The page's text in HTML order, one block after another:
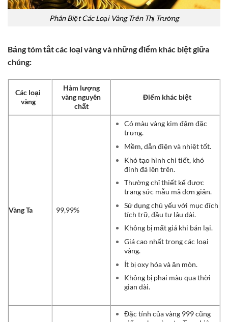
Phân Biệt Các Loại Vàng Trên Thị Trường
Bảng tóm tắt các loại vàng và những điểm khác biệt giữa
chúng:
Các loại
vàng
Hàm lượng
vàng nguyên
chất
Điểm khác biệt
Vàng Ta 99,99%
Có màu vàng kim đậm đặc
trưng.
Mềm, dẫn điện và nhiệt tốt.
Khó tạo hình chi tiết, khó
đính đá lên trên.
Thường chỉ thiết kế được
trang sức mẫu mã đơn giản.
Sử dụng chủ yếu với mục đích
tích trữ, đầu tư lâu dài.
Không bị mất giá khi bán lại.
Giá cao nhất trong các loại
vàng.
Ít bị oxy hóa và ăn mòn.
Không bị phai màu qua thời
gian dài.
Đặc tính của vàng 999 cũng